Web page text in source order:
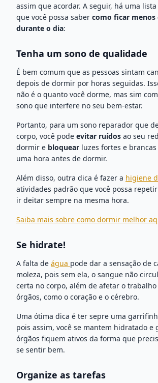
assim que acordar. A seguir, há uma
que você possa saber como ficar menos
durante o dia:
Tenha um sono de qualidade
É bem comum que as pessoas sintam
depois de dormir por horas seguidas.
não é o quanto você dorme, mas sim
sono que interfere no seu bem-estar.
Portanto, para um sono reparador que
corpo, você pode evitar ruídos ao seu
dormir e bloquear luzes fortes e
uma hora antes de dormir.
Além disso, outra dica é fazer a higiene
atividades padrão que você possa
ir deitar sempre na mesma hora.
Saiba mais sobre como dormir melhor
Se hidrate!
A falta de água pode dar a sensação de
moleza, pois sem ela, o sangue não
certa no corpo, além de afetar o
órgãos, como o coração e o cérebro.
Uma ótima dica é ter sepre uma
pois assim, você se mantem hidratado e
órgãos fiquem ativos da forma que
se sentir bem.
Organize as tarefas